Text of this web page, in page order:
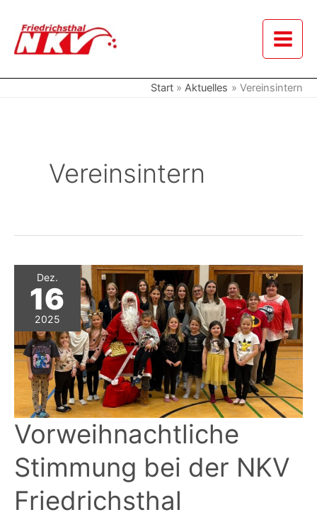
Inhalt
springen
Start Aktuelles Vereinsintern
Vereinsintern
Dez.
16
2025
Vorweihnachtliche
Stimmung bei der NKV
Friedrichsthal